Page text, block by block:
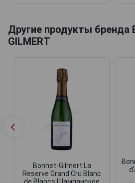
Другие продукты бренда
GILMERT
Bonnet-Gilmert La
Reserve Grand Cru Blanc